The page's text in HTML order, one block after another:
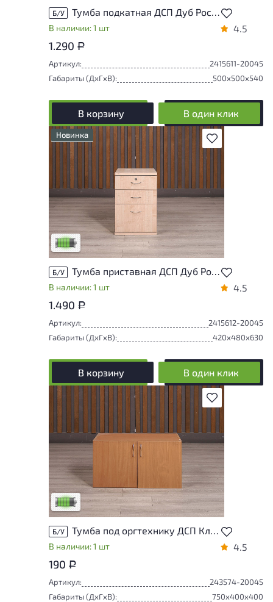
Б/У
В наличии: 1 шт 4.5
1.290 Р
Артикул:
2415611-20045
Габариты (ДxГxВ):
500x500x540
В корзину В один клик
В избранное
Новинка
У товара присутствуют незначительные
следы эксплуатации, не влияющие на
удобство его использования
Низкая степень износа
Б/У
В наличии: 1 шт 4.5
1.490 Р
Артикул:
2415612-20045
Габариты (ДxГxВ):
420x480x630
В корзину В один клик
В избранное
У товара присутствуют незначительные
следы эксплуатации, не влияющие на
удобство его использования
Низкая степень износа
Б/У
В наличии: 1 шт 4.5
190 Р
Артикул:
243574-20045
Габариты (ДxГxВ):
750x400x400